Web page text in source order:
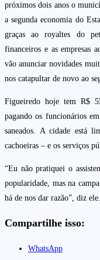
próximos dois anos o
a segunda economia do
graças ao royaltes do
financeiros e as empresas
vão anunciar novidades
nos catapultar de novo ao
Figueiredo hoje tem R$
pagando os funcionários
saneados. A cidade está
cachoeiras – e os serviços
“Eu não pratiquei o
popularidade, mas na
há de nos dar razão”, diz ele.
Compartilhe isso:
WhatsApp